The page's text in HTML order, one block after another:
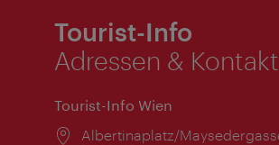
Tourist-Info
Adressen & Kontakt
Tourist-Info Wien
Ort:
Albertinaplatz/